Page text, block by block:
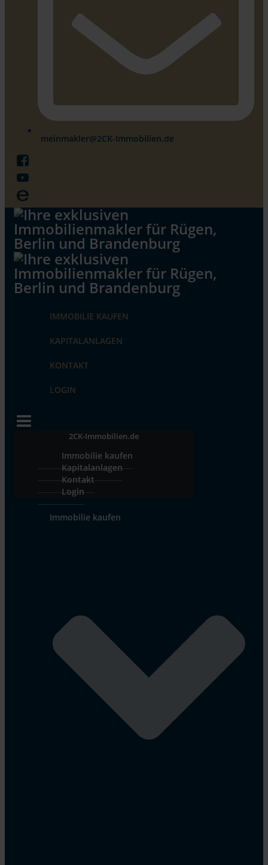
meinmakler@2CK-Immobilien.de
IMMOBILIE KAUFEN
KAPITALANLAGEN
KONTAKT
LOGIN
2CK-Immobilien.de
Immobilie kaufen
Kapitalanlagen
Kontakt
Login
Immobilie kaufen